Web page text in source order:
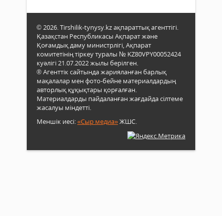
© 2026. Tirshilik-tynysy.kz ақпараттық агенттігі.
Қазақстан Республикасы Ақпарат және
Қоғамдық даму министрлігі, Ақпарат
комитетінің тіркеу туралы № KZ80VPY00052424
куәлігі 21.07.2022 жылы берілген.
® Агенттік сайтында жарияланған барлық
мақалалар мен фото-бейне материалдардың
авторлық құқықтары қорғалған.
Материалдарды пайдаланған жағдайда сілтеме
жасалуы міндетті.
Меншік иесі:«Сыр медиа»ЖШС.